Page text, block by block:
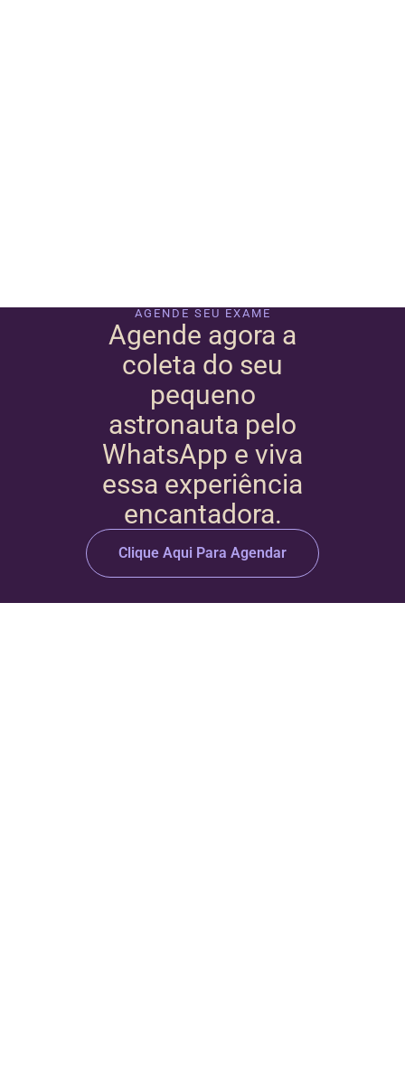
AGENDE SEU EXAME
Agende agora a
coleta do seu
pequeno
astronauta pelo
WhatsApp e viva
essa experiência
encantadora.
Clique Aqui Para Agendar